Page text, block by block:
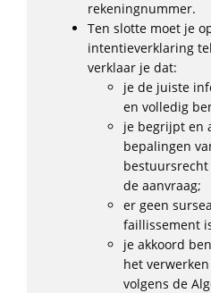
rekeningnummer.
Ten slotte moet je
intentieverklaring
verklaar je dat:
je de juiste
en volledig
je begrijpt en
bepalingen
de aanvraag;
er geen
faillissement
je akkoord
het
volgens de